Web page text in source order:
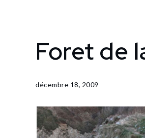
Home
Cartographies
Chine
Foret de
décembre 18, 2009